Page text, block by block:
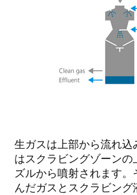
生ガスは上部から流れ
はスクラビングゾーン
ズルから噴射されます
んだガスとスクラビン